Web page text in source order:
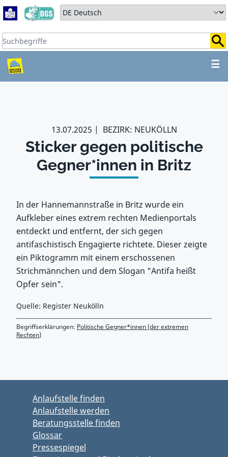
Zum Hauptbereich springen
Zum Hauptmenü springen
Sprache auswählen:
Suchbegriffe:
☰
ZUM HAUPTBEREICH
13.07.2025 BEZIRK: NEUKÖLLN
Sticker gegen politische
Gegner*innen in Britz
In der Hannemannstraße in Britz wurde ein
Aufkleber eines extrem rechten Medienportals
entdeckt und entfernt, der sich gegen
antifaschistisch Engagierte richtete. Dieser zeigte
ein Piktogramm mit einem erschossenen
Strichmännchen und dem Slogan "Antifa heißt
Opfer sein".
Quelle: Register Neukölln
Begriffserklärungen: Politische Gegner*innen (der extremen
Rechten)
Anlaufstelle finden
Anlaufstelle werden
Beratungsstelle finden
Glossar
Pressespiegel